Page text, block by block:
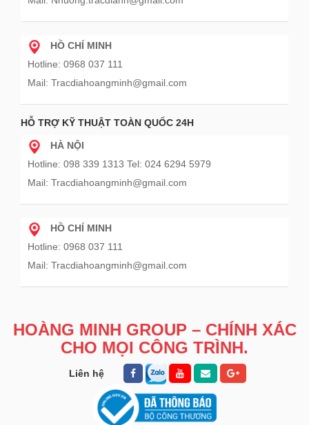
HỒ CHÍ MINH
Hotline: 0968 037 111
Mail: Tracdiahoangminh@gmail.com
HỖ TRỢ KỸ THUẬT TOÀN QUỐC 24H
HÀ NỘI
Hotline: 098 339 1313 Tel: 024 6294 5979
Mail: Tracdiahoangminh@gmail.com
HỒ CHÍ MINH
Hotline: 0968 037 111
Mail: Tracdiahoangminh@gmail.com
HOÀNG MINH GROUP – CHÍNH XÁC
CHO MỌI CÔNG TRÌNH.
Liên hệ